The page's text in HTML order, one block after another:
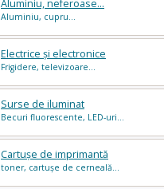
Aluminiu, neferoase...
Aluminiu, cupru...
Electrice și electronice
Frigidere, televizoare...
Surse de iluminat
Becuri fluorescente, LED-uri...
Cartușe de imprimantă
toner, cartușe de cerneală...